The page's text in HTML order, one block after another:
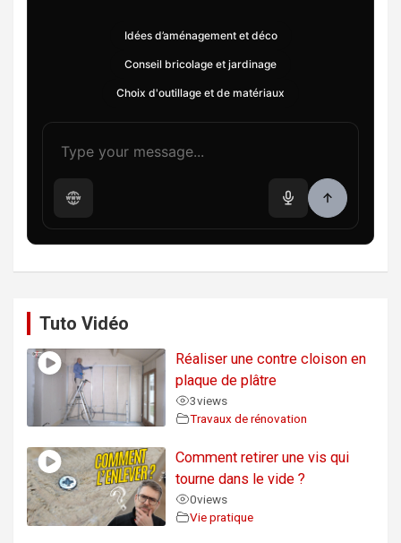
Idées d’aménagement et déco
Conseil bricolage et jardinage
Choix d'outillage et de matériaux
Tuto Vidéo
Réaliser une contre cloison en
plaque de plâtre
3views
Travaux de rénovation
Comment retirer une vis qui
tourne dans le vide ?
0views
Vie pratique